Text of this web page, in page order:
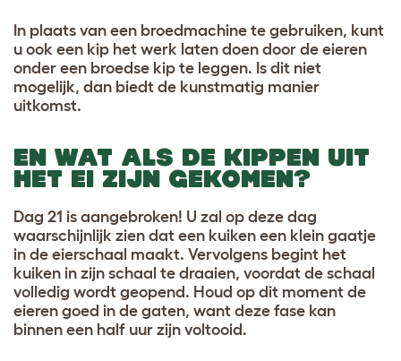
In plaats van een broedmachine te gebruiken, kunt
u ook een kip het werk laten doen door de eieren
onder een broedse kip te leggen. Is dit niet
mogelijk, dan biedt de kunstmatig manier
uitkomst.
EN WAT ALS DE KIPPEN UIT
HET EI ZIJN GEKOMEN?
Dag 21 is aangebroken! U zal op deze dag
waarschijnlijk zien dat een kuiken een klein gaatje
in de eierschaal maakt. Vervolgens begint het
kuiken in zijn schaal te draaien, voordat de schaal
volledig wordt geopend. Houd op dit moment de
eieren goed in de gaten, want deze fase kan
binnen een half uur zijn voltooid.